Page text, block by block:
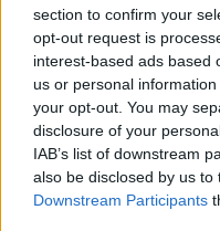
section to confirm your
opt-out request is
interest-based ads based
us or personal
your opt-out. You may
disclosure of your
IAB’s list of downstream
also be disclosed by us to
Downstream Participants
περιγράφοντας ένα
σκηνικό.
«Λείπει η
Με τη ματιά
Μεταπολίτευση, ο
εμφανίστηκε
επίπεδο του